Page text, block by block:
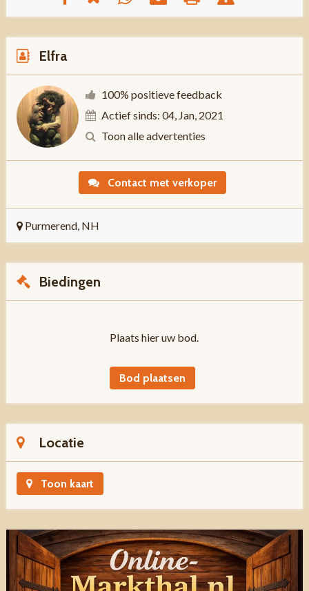
Elfra
100% positieve feedback
Actief sinds: 04, Jan, 2021
Toon alle advertenties
Contact met verkoper
Purmerend, NH
Biedingen
Plaats hier uw bod.
Bod plaatsen
Locatie
Toon kaart